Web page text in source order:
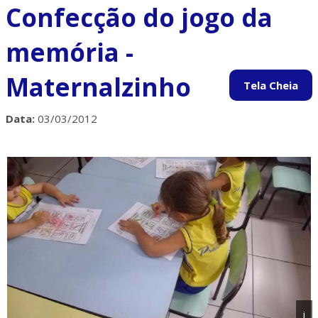
Confecção do jogo da
memória -
Maternalzinho
Data: 03/03/2012
i